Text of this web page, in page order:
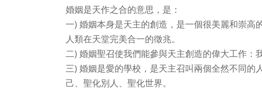
婚姻是天作之合的意思，是：
一) 婚姻本身是天主的創造，是一個很美麗和崇
人類在天堂完美合一的徵兆。
二) 婚姻聖召使我們能參與天主創造的偉大工作：
三) 婚姻是愛的學校，是天主召叫兩個全然不同
己、聖化別人、聖化世界。